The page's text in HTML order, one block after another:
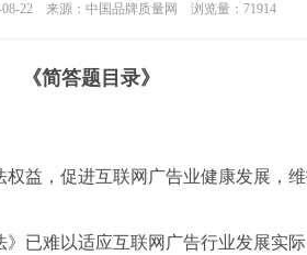
08-22 来源： 中国品牌质量网 浏览量： 71914
《简答题目录》
，促进互联网广告业健康发展，维
难以适应互联网广告行业发展实